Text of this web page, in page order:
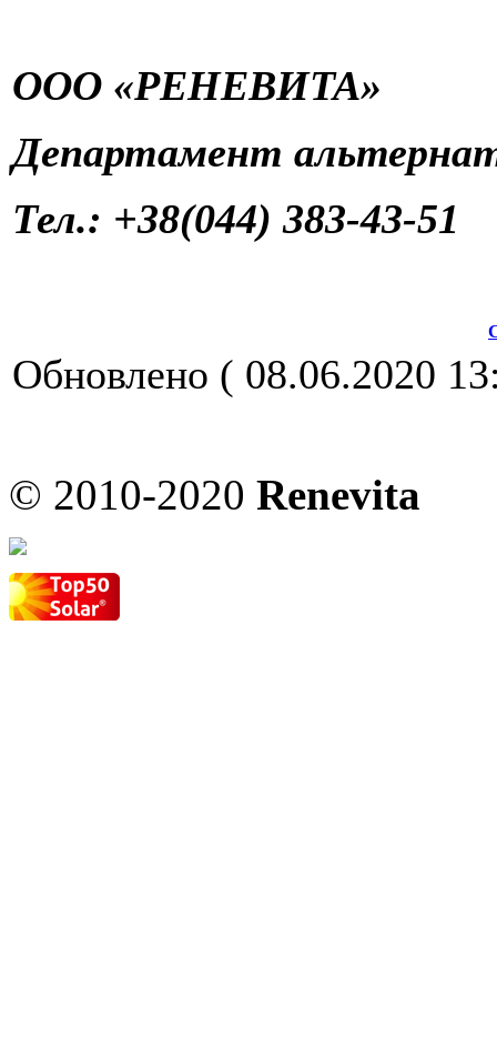
ООО «РЕНЕВИТА»
Департамент
Тел.: +38(044) 383-43-51
Обновлено ( 08.06.2020
© 2010-2020 Renevita